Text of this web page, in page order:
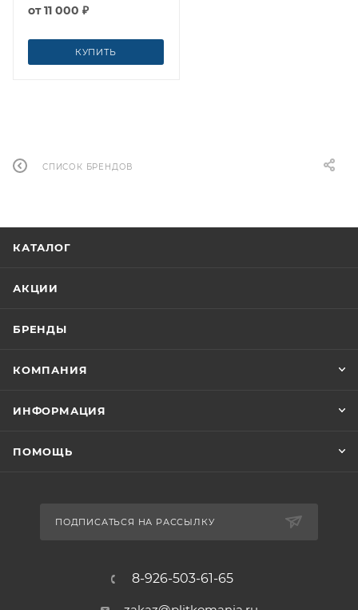
от11 000 ₽
КУПИТЬ
СПИСОК БРЕНДОВ
КАТАЛОГ
АКЦИИ
БРЕНДЫ
КОМПАНИЯ
ИНФОРМАЦИЯ
ПОМОЩЬ
ПОДПИСАТЬСЯ НА РАССЫЛКУ
8-926-503-61-65